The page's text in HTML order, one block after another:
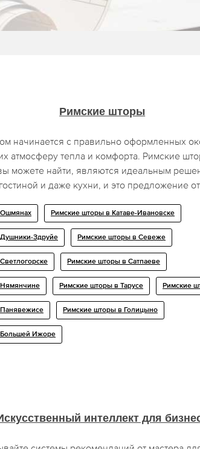
Римские шторы
начинается с правильно оформленных
атмосферу тепла и комфорта. Римские
можете найти, являются идеальным
и даже кухни, и это предложение
Ошмянах Римские шторы в Катаве-Ивановске
Здруйе Римские шторы в Севеже
Римские шторы в Сатпаеве
Римские шторы в Тарусе Римские
Римские шторы в Голицыно
Ижоре
интеллект для